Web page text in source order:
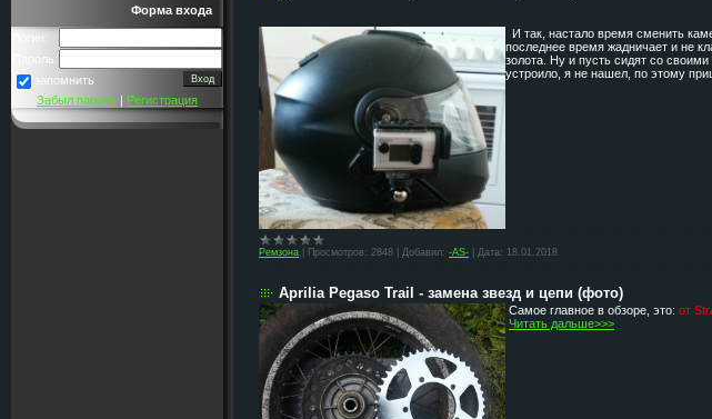
Форма входа
Логин:
Пароль:
запомнить
Забыл пароль | Регистрация
И так, настало время сменить
последнее время жадничает и не
золота. Ну и пусть сидят со
устроило, я не нашел, по этому
Ремзона Просмотров: 2848 Добавил: -AS- Дата: 18.01.2018
Aprilia Pegaso Trail - замена звезд и цепи (фото)
Самое главное в обзоре, это: от
Читать дальше>>>